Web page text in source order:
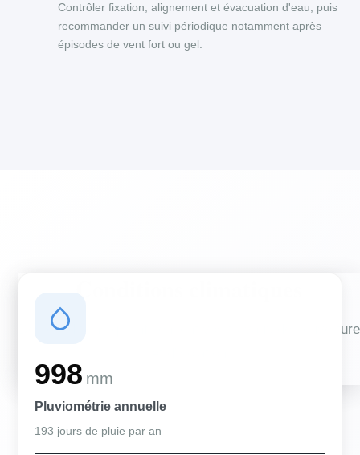
Contrôler fixation, alignement et évacuation d'eau, puis
recommander un suivi périodique notamment après
épisodes de vent fort ou gel.
Des conditions qui influencent vos travaux de couverture
998 mm
Pluviométrie annuelle
193 jours de pluie par an